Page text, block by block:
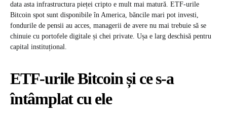
data asta infrastructura pieței cripto e mult mai matură. ETF-urile
Bitcoin spot sunt disponibile în America, băncile mari pot investi,
fondurile de pensii au acces, managerii de avere nu mai trebuie să se
chinuie cu portofele digitale și chei private. Ușa e larg deschisă pentru
capital instituțional.
ETF-urile Bitcoin și ce s-a
întâmplat cu ele